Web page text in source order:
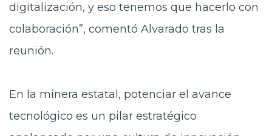
digitalización, y eso tenemos que hacerlo con
colaboración”, comentó Alvarado tras la
reunión.
En la minera estatal, potenciar el avance
tecnológico es un pilar estratégico